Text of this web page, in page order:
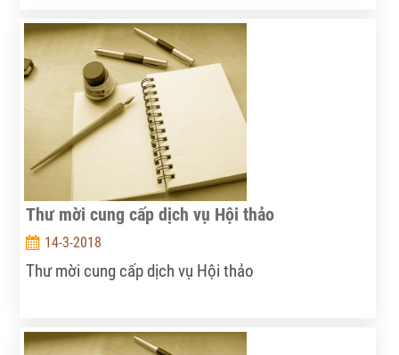
Thư mời cung cấp dịch vụ Hội thảo
14-3-2018
Thư mời cung cấp dịch vụ Hội thảo